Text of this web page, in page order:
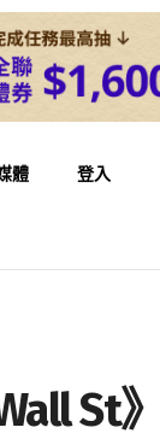
體 登入
St